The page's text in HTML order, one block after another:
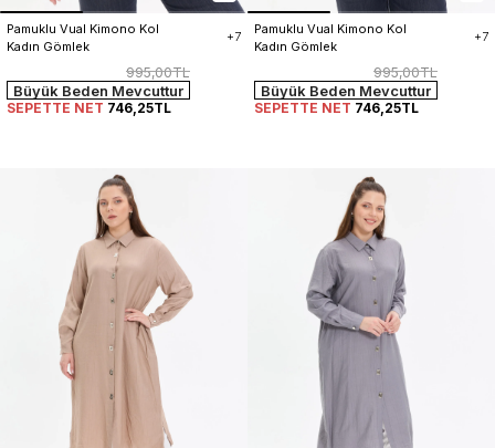
Pamuklu Vual Kimono Kol
Kadın Gömlek
+7
995,00TL
Büyük Beden Mevcuttur
SEPETTE NET 746,25TL
Pamuklu Vual Kimono Kol
Kadın Gömlek
+7
995,00TL
Büyük Beden Mevcuttur
SEPETTE NET 746,25TL